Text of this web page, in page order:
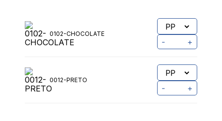
0102-CHOCOLATE
- +
0012-PRETO
- +